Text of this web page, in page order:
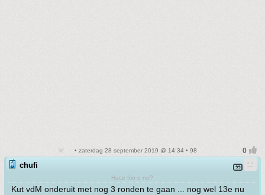
• zaterdag 28 september 2019 @ 14:34 • 98
chufi
Hace frio o no?
Kut vdM onderuit met nog 3 ronden te gaan ... nog wel 13e nu